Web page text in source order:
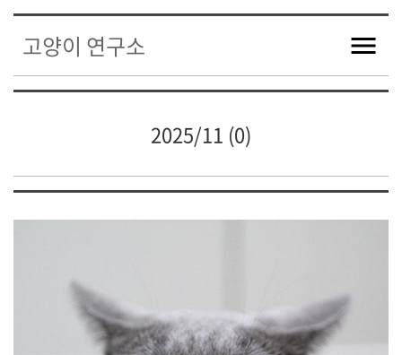
고양이 연구소
2025/11 (0)